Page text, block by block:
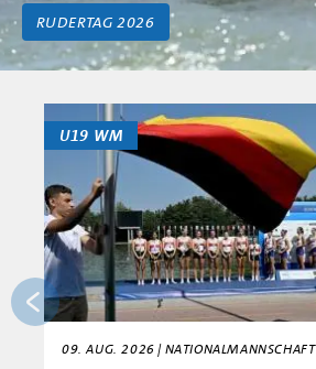
RUDERTAG 2026
U19 WM
09. AUG. 2026 | NATIONALMANNSCHAFT